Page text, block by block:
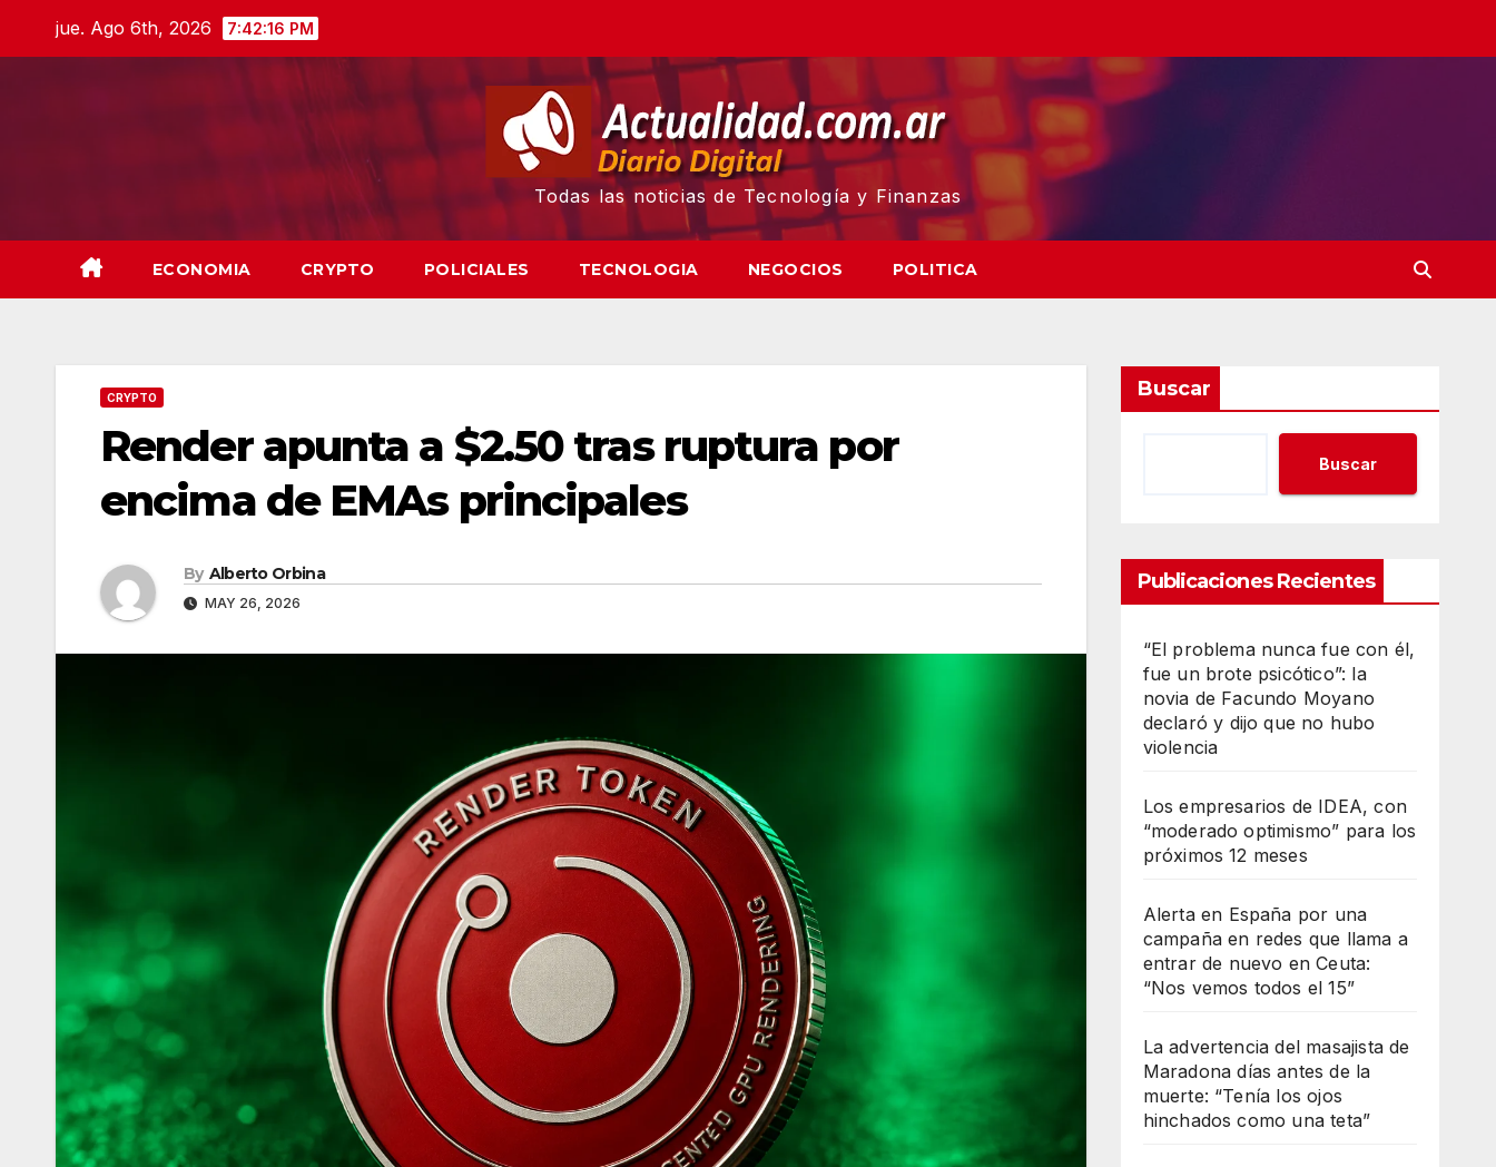
jue. Ago 6th, 2026 7:42:18 PM
Todas las noticias de Tecnología y Finanzas
ECONOMIA CRYPTO POLICIALES TECNOLOGIA NEGOCIOS POLITICA
CRYPTO
Render apunta a $2.50 tras ruptura por
encima de EMAs principales
By Alberto Orbina
MAY 26, 2026
Buscar
Buscar
Publicaciones Recientes
“El problema nunca fue con él,
fue un brote psicótico”: la
novia de Facundo Moyano
declaró y dijo que no hubo
violencia
Los empresarios de IDEA, con
“moderado optimismo” para los
próximos 12 meses
Alerta en España por una
campaña en redes que llama a
entrar de nuevo en Ceuta:
“Nos vemos todos el 15”
La advertencia del masajista de
Maradona días antes de la
muerte: “Tenía los ojos
hinchados como una teta”